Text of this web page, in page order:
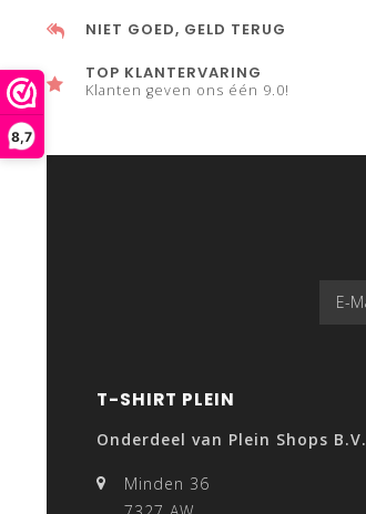
8,7
NIET GOED, GELD TERUG
TOP KLANTERVARING
Klanten geven ons één 9.0!
T-SHIRT PLEIN
Onderdeel van Plein Shops B.V.
Minden 36